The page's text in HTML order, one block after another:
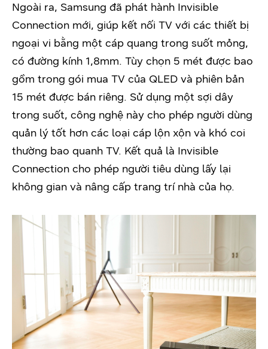
Ngoài ra, Samsung đã phát hành Invisible
Connection mới, giúp kết nối TV với các thiết bị
ngoại vi bằng một cáp quang trong suốt mỏng,
có đường kính 1,8mm. Tùy chọn 5 mét được bao
gồm trong gói mua TV của QLED và phiên bản
15 mét được bán riêng. Sử dụng một sợi dây
trong suốt, công nghệ này cho phép người dùng
quản lý tốt hơn các loại cáp lộn xộn và khó coi
thường bao quanh TV. Kết quả là Invisible
Connection cho phép người tiêu dùng lấy lại
không gian và nâng cấp trang trí nhà của họ.